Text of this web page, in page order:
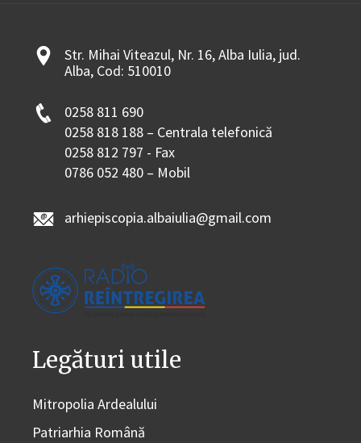
Str. Mihai Viteazul, Nr. 16, Alba Iulia, jud.
Alba, Cod: 510010
0258 811 690
0258 818 188 – Centrala telefonică
0258 812 797 - Fax
0786 052 480 – Mobil
arhiepiscopia.albaiulia@gmail.com
Legături utile
Mitropolia Ardealului
Patriarhia Română